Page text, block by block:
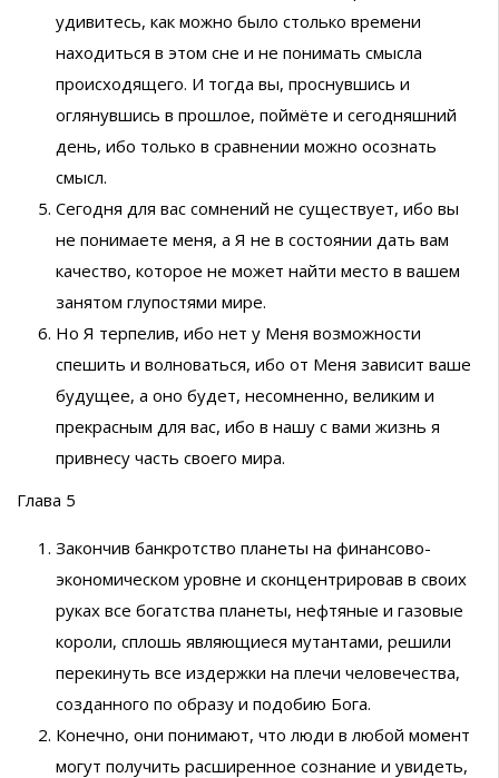
удивитесь, как можно было столько времени
находиться в этом сне и не понимать смысла
происходящего. И тогда вы, проснувшись и
оглянувшись в прошлое, поймёте и сегодняшний
день, ибо только в сравнении можно осознать
смысл.
Сегодня для вас сомнений не существует, ибо вы
не понимаете меня, а Я не в состоянии дать вам
качество, которое не может найти место в вашем
занятом глупостями мире.
Но Я терпелив, ибо нет у Меня возможности
спешить и волноваться, ибо от Меня зависит ваше
будущее, а оно будет, несомненно, великим и
прекрасным для вас, ибо в нашу с вами жизнь я
привнесу часть своего мира.
Глава 5
Закончив банкротство планеты на финансово-
экономическом уровне и сконцентрировав в своих
руках все богатства планеты, нефтяные и газовые
короли, сплошь являющиеся мутантами, решили
перекинуть все издержки на плечи человечества,
созданного по образу и подобию Бога.
Конечно, они понимают, что люди в любой момент
могут получить расширенное сознание и увидеть,